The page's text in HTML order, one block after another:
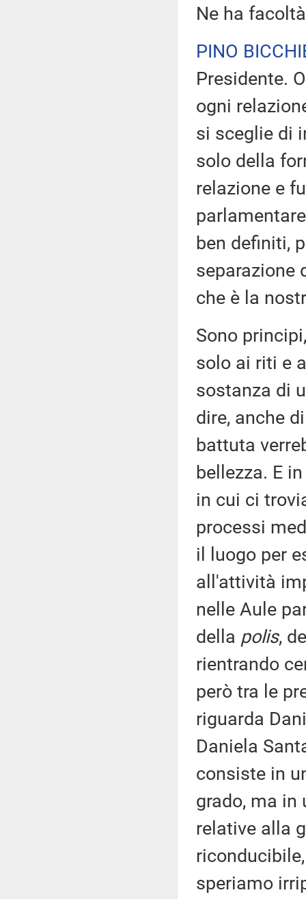
Ne ha
PINO
Presidente.
ogni
si sceglie di
solo della
relazione e
ben definiti,
separazione
che è la
Sono
solo ai riti e
sostanza di
dire, anche
battuta
bellezza. E
in cui ci
processi
il luogo per
all'attività
nelle Aule
della polis,
rientrando
però tra le
riguarda
Daniela
consiste in
grado, ma
relative alla
speriamo